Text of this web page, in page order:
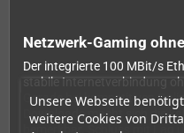
Unsere Webseite
weitere Cookies von
Netzwerk-Gaming
Der integrierte 100 MBit/s
stabile Internetverbindung
Gerade bei kompetitiven
Downloads macht sich die